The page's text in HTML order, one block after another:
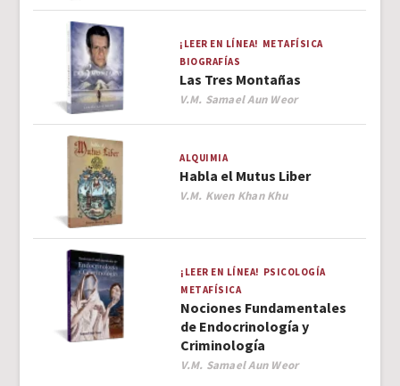
¡LEER EN LÍNEA! METAFÍSICA
BIOGRAFÍAS
Las Tres Montañas
Author
V.M. Samael Aun Weor
ALQUIMIA
Habla el Mutus Liber
Author
V.M. Kwen Khan Khu
¡LEER EN LÍNEA! PSICOLOGÍA
METAFÍSICA
Nociones Fundamentales
de Endocrinología y
Criminología
Author
V.M. Samael Aun Weor